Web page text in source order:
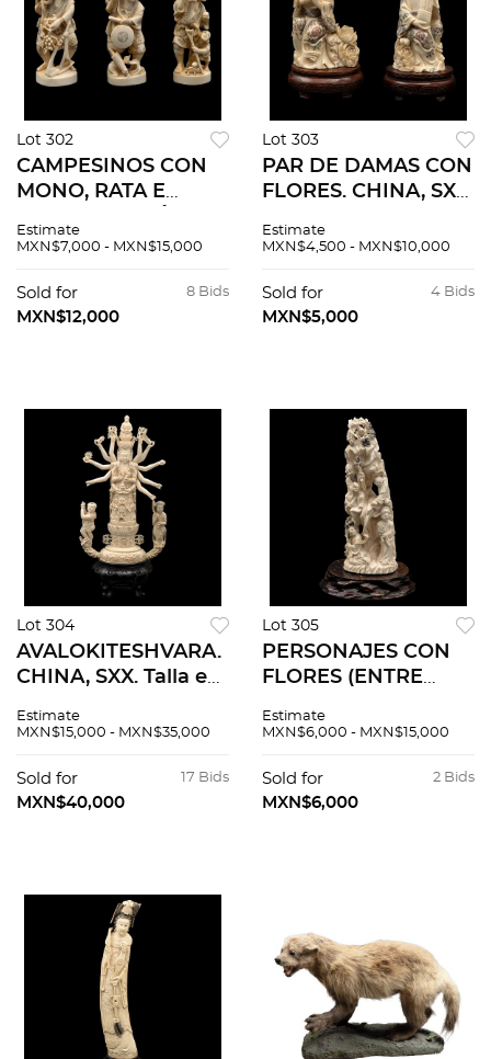
Lot 302
CAMPESINOS CON
MONO, RATA E
SXX. Talla en marfil,
esgrafiada. De12.5 a
13 cm de alt. Pzas: 3.
Estimate
MXN$7,000 - MXN$15,000
8 Bids
Sold for
MXN$12,000
Lot 303
PAR DE DAMAS CON
FLORES. CHINA, SXX.
decoración
negra. 12.5 cm de
altura.
Estimate
MXN$4,500 - MXN$10,000
4 Bids
Sold for
MXN$5,000
Lot 304
AVALOKITESHVARA.
CHINA, SXX. Talla en
tinta negra; con base
de altura.
Estimate
MXN$15,000 - MXN$35,000
17 Bids
Sold for
MXN$40,000
Lot 305
PERSONAJES CON
FLORES (ENTRE
Talla en marfil,
negra; con base de
madera. 23 cm de
Estimate
MXN$6,000 - MXN$15,000
2 Bids
Sold for
MXN$6,000